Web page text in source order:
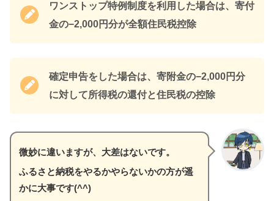
私は2年周期くらいで買い替えてふわ
ふわのタオルを使うのが好きです(^^)
【ふるさと納税】詰替 シ
せっけんセット バブルガ
×1本 詰替250ml×7袋 セ
プ シャボン玉石けん 石
潔 手あらい 無添加 洗浄
価格：11,000円（税込、
価格：10,500円（税込、送料
4/4/29時点)
このシュークリームは冷凍で届きます。
そのまま食べたらアイスシュー、解凍した
ワンストップ特例制度を利用した場合は、寄付
金の−2,000円分が全額住民税控除
確定申告をした場合は、寄附金の−2,000円分
に対して所得税の還付と住民税の控除
微妙に違いますが、大差はないです。
ふるさと納税をやるかやらないかの方が遥
かに大事です(^^)